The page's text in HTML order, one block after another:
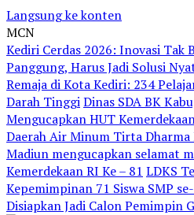
Langsung ke konten
MCN
Kediri Cerdas 2026: Inovasi Tak
Panggung, Harus Jadi Solusi
Remaja di Kota Kediri: 234
Darah TinggiDinas SDA BK
Mengucapkan HUT
Daerah Air Minum Tirta Dharma
Madiun mengucapkan selamat
Kemerdekaan RI Ke – 81 LDKS
Kepemimpinan 71 Siswa SMP
Disiapkan Jadi Calon Pemimpin